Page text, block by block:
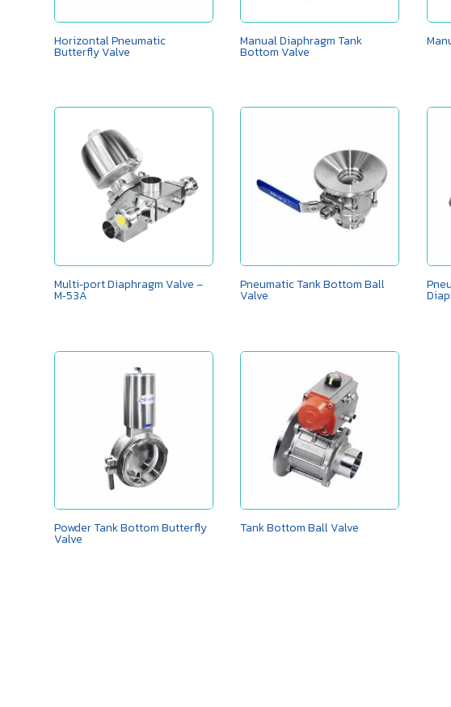
Horizontal Pneumatic
Butterfly Valve
Manual Diaphragm Tank
Bottom Valve
Multi‑port Diaphragm Valve –
M‑53A
Pneumatic Tank Bottom Ball
Valve
Powder Tank Bottom Butterfly
Valve
Tank Bottom Ball Valve